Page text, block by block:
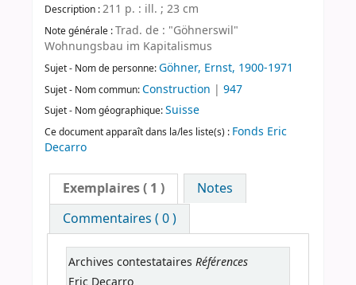
Description :211 p. : ill. ; 23 cm
Note générale :Trad. de : "Göhnerswil"
Wohnungsbau im Kapitalismus
Sujet - Nom de personne:Göhner, Ernst, 1900-1971
Sujet - Nom commun:Construction | 947
Sujet - Nom géographique:Suisse
Ce document apparaît dans la/les liste(s) : Fonds Eric
Decarro
Exemplaires( 1 )
Notes
Commentaires ( 0 )
Archives contestataires Références